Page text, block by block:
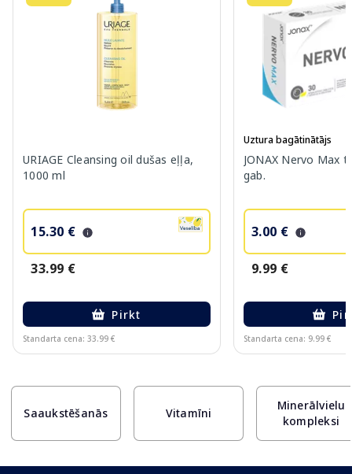
URIAGE Cleansing oil dušas eļļa,
1000 ml
15.30 €
33.99 €
Pirkt
Standarta cena: 33.99 €
Uztura bagātinātājs
JONAX Nervo Max
gab.
3.00 €
9.99 €
Standarta cena: 9.99 €
Saaukstēšanās Vitamīni
Minerālvielu
kompleksi